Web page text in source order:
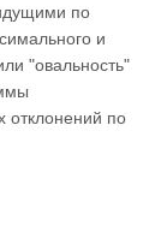
по
и
"овальность"
отклонений по